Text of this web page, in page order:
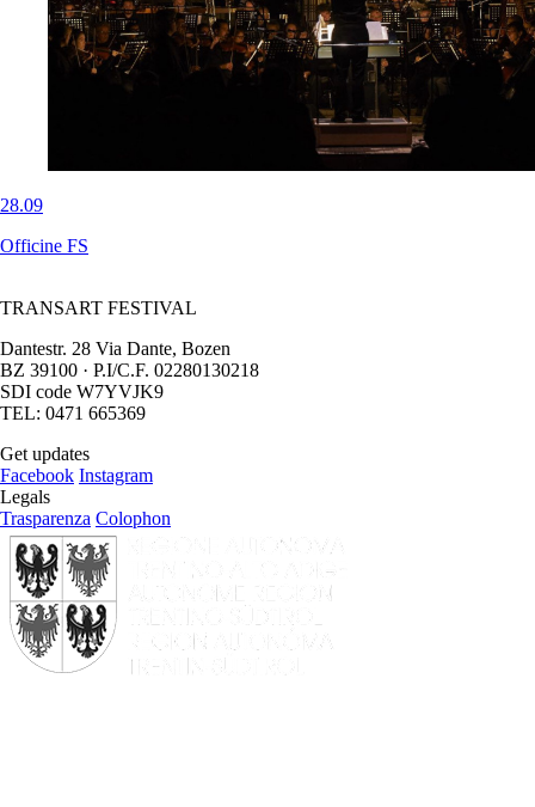
28.09
Officine FS
TRANSART FESTIVAL
Dantestr. 28 Via Dante, Bozen
BZ 39100 · P.I/C.F. 02280130218
SDI code W7YVJK9
TEL: 0471 665369
Get updates
Facebook Instagram
Legals
Trasparenza Colophon